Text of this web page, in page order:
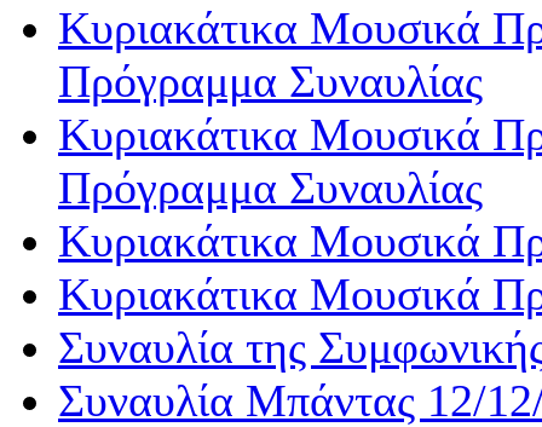
Κυριακάτικα Μουσικά
Πρόγραμμα Συναυλίας
Κυριακάτικα Μουσικά
Πρόγραμμα Συναυλίας
Κυριακάτικα Μουσικά
Κυριακάτικα Μουσικά
Συναυλία της
Συναυλία Μπάντας 12/